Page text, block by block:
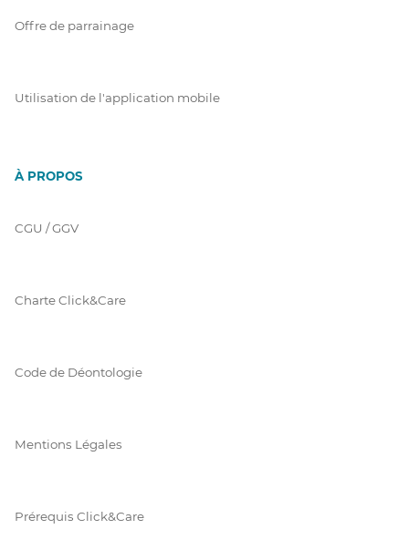
Offre de parrainage
Utilisation de l'application mobile
À PROPOS
CGU / GGV
Charte Click&Care
Code de Déontologie
Mentions Légales
Prérequis Click&Care